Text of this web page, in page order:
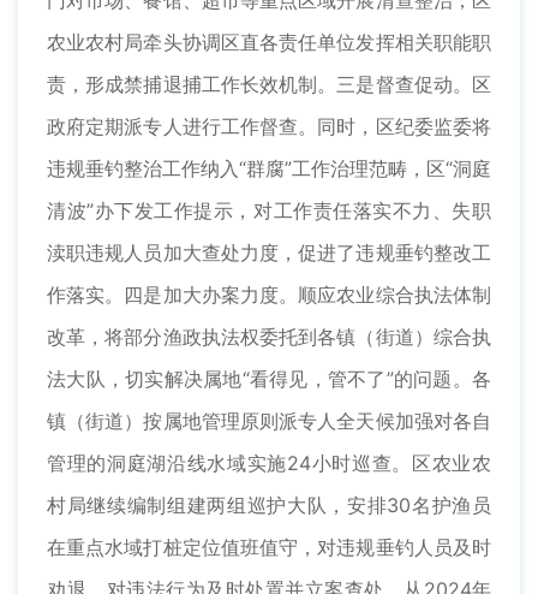
农业农村局牵头协调区直各责任单位发挥相关职能职
责，形成禁捕退捕工作长效机制。三是督查促动。区
政府定期派专人进行工作督查。同时，区纪委监委将
违规垂钓整治工作纳入“群腐”工作治理范畴，区“洞庭
清波”办下发工作提示，对工作责任落实不力、失职
渎职违规人员加大查处力度，促进了违规垂钓整改工
作落实。四是加大办案力度。顺应农业综合执法体制
改革，将部分渔政执法权委托到各镇（街道）综合执
法大队，切实解决属地“看得见，管不了”的问题。各
镇（街道）按属地管理原则派专人全天候加强对各自
管理的洞庭湖沿线水域实施24小时巡查。区农业农
村局继续编制组建两组巡护大队，安排30名护渔员
在重点水域打桩定位值班值守，对违规垂钓人员及时